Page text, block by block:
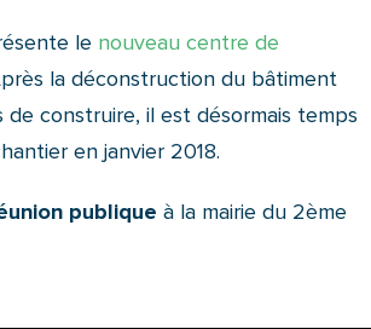
le nouveau centre de
la déconstruction du bâtiment
construire, il est désormais temps
en janvier 2018.
publique à la mairie du 2ème